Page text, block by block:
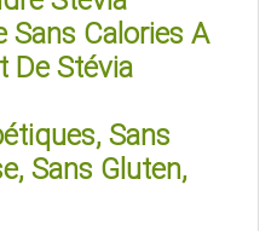
Sans Calories A
De Stévia
Sans
Sans Gluten,